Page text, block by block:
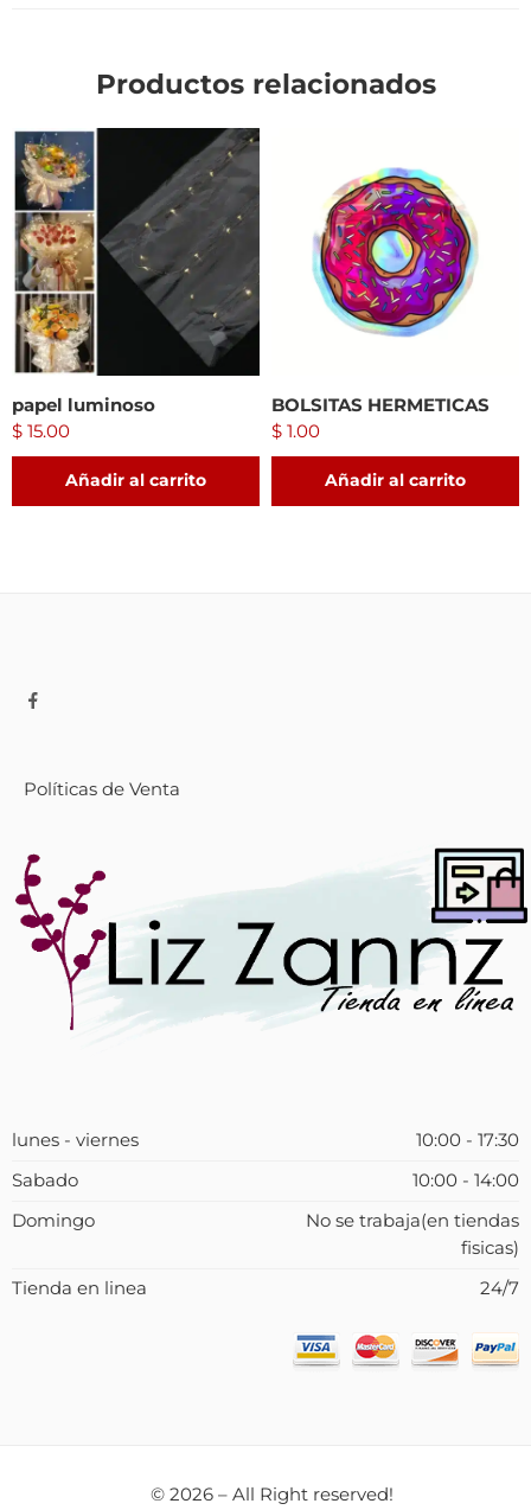
Productos relacionados
papel luminoso
$ 15.00
Añadir al carrito
BOLSITAS HERMETICAS
$ 1.00
Añadir al carrito
Políticas de Venta
lunes - viernes
10:00 - 17:30
Sabado
10:00 - 14:00
Domingo
No se trabaja(en tiendas
fisicas)
Tienda en linea
24/7
© 2026 – All Right reserved!